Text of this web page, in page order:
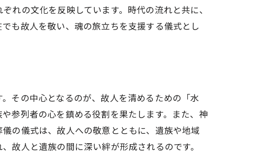
れの文化を反映しています。時代の流れと共に、
も故人を敬い、魂の旅立ちを支援する儀式とし
その中心となるのが、故人を清めるための「水
参列者の心を鎮める役割を果たします。また、神
の儀式は、故人への敬意とともに、遺族や地域
故人と遺族の間に深い絆が形成されるのです。